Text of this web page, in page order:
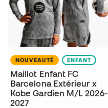
NOUVEAUTÉ ENFANT
Maillot Enfant FC
Barcelona Extérieur x
Kobe Gardien M/L 2026-
2027